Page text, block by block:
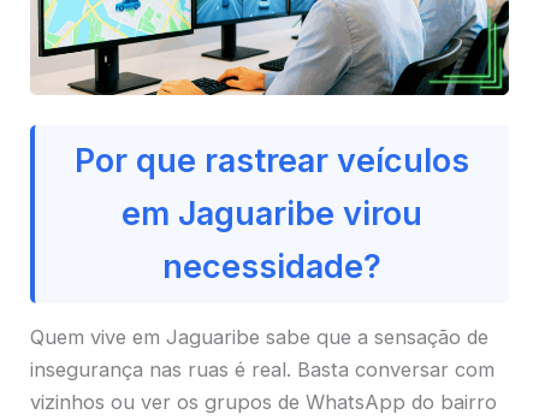
Por que rastrear veículos
em Jaguaribe virou
necessidade?
Quem vive em Jaguaribe sabe que a sensação de
insegurança nas ruas é real. Basta conversar com
vizinhos ou ver os grupos de WhatsApp do bairro